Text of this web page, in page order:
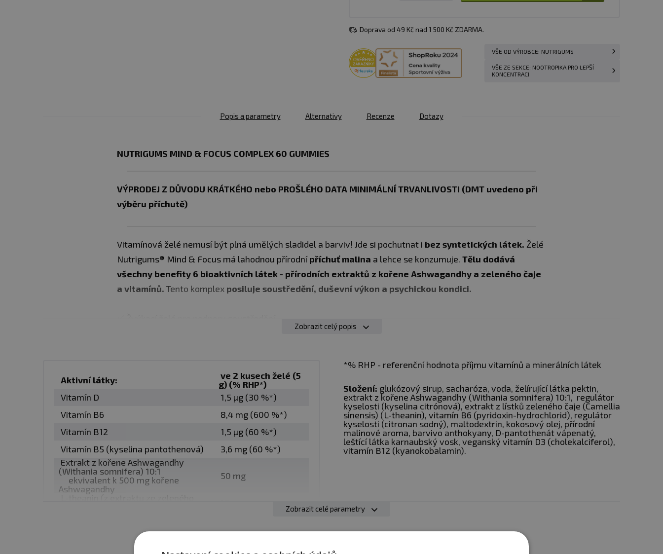
Doprava od 49 Kč nad 1 500 Kč ZDARMA.
VŠE OD VÝROBCE: NUTRIGUMS
VŠE ZE SEKCE: NOOTROPIKA PRO LEPŠÍ
KONCENTRACI
Popis a parametry Alternativy Recenze Dotazy
NUTRIGUMS MIND & FOCUS COMPLEX 60 GUMMIES
VÝPRODEJ Z DŮVODU KRÁTKÉHO nebo PROŠLÉHO DATA MINIMÁLNÍ TRVANLIVOSTI (DMT uvedeno při
výběru příchutě)
Vitamínová želé nemusí být plná umělých sladidel a barviv! Jde si pochutnat i bez syntetických látek. Želé
Nutrigums® Mind & Focus má lahodnou přírodnípříchuť malina a lehce se konzumuje. Tělu dodává
všechny benefity 6 bioaktivních látek - přírodních extraktů z kořene Ashwagandhy a zeleného čaje
a vitamínů. Tento komplex posiluje soustředění, duševní výkon a psychickou kondici.
✅ Extrakt z lístků zeleného čaje (L-theanin)
✅Vhodné pro vegetariány i vegany
O značce Nutrigums
Nutrigums je anglická rodinná značka založena Fabianem a Louise Whittinghamovými, kteří chtěli pomoci
vitamínové tablety. Výsledkem tvrdé práce je pak silný vitamínový komplex v lahodných veganských želé,
Zobrazit celý popis
Aktivní látky:
ve 2 kusech želé (5
g) (% RHP*)
Vitamín D
1,5 µg (30 %*)
Vitamín B6
8,4 mg (600 %*)
Vitamín B12
1,5 µg (60 %*)
Vitamín B5 (kyselina pantothenová)
3,6 mg (60 %*)
Extrakt z kořene Ashwagandhy
(Withania somnifera) 10:1
ekvivalent k 500 mg kořene
Ashwagandhy
50 mg
*% RHP - referenční hodnota příjmu vitamínů a minerálních látek
Složení: glukózový sirup, sacharóza, voda, želírující látka pektin,
extrakt z kořene Ashwagandhy (Withania somnifera) 10:1, regulátor
kyselosti (kyselina citrónová), extrakt z lístků zeleného čaje (Camellia
sinensis) (L-theanin), vitamín B6 (pyridoxin-hydrochlorid), regulátor
kyselosti (citronan sodný), maltodextrin, kokosový olej, přírodní
malinové aroma, barvivo anthokyany, D-pantothenát vápenatý,
leštící látka karnaubský vosk, veganský vitamín D3 (cholekalciferol),
vitamín B12 (kyanokobalamin).
Zobrazit celé parametry